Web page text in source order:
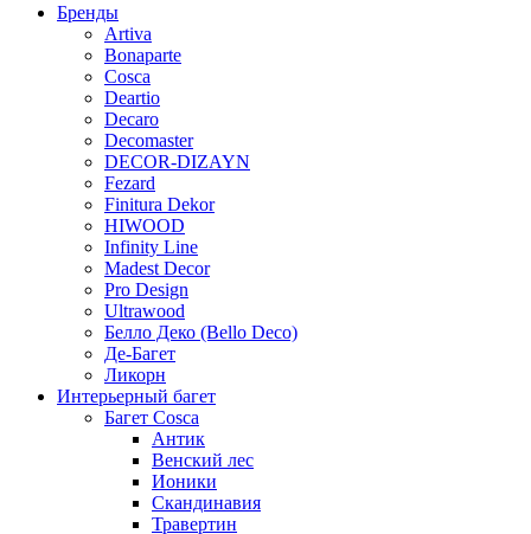
Бренды
Artiva
Bonaparte
Cosca
Deartio
Decaro
Decomaster
DECOR-DIZAYN
Fezard
Finitura Dekor
HIWOOD
Infinity Line
Madest Decor
Pro Design
Ultrawood
Белло Деко (Bello Deco)
Де-Багет
Ликорн
Интерьерный багет
Багет Cosca
Антик
Венский лес
Ионики
Скандинавия
Травертин